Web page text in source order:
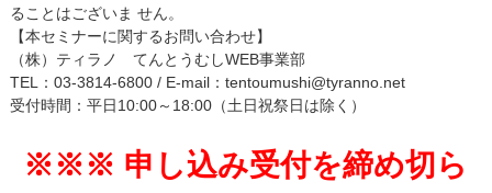
ることはございま せん。
【本セミナーに関するお問い合わせ】
（株）ティラノ てんとうむしWEB事業部
TEL：03-3814-6800 / E-mail：tentoumushi@tyranno.net
受付時間：平日10:00～18:00（土日祝祭日は除く）
※※※ 申し込み受付を締め切ら